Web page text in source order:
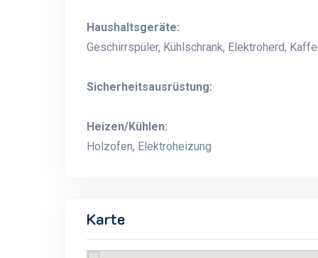
Haushaltsgeräte:
Geschirrspüler, Kühlschrank, Elektroherd,
Sicherheitsausrüstung:
Heizen/Kühlen:
Holzofen, Elektroheizung
Karte